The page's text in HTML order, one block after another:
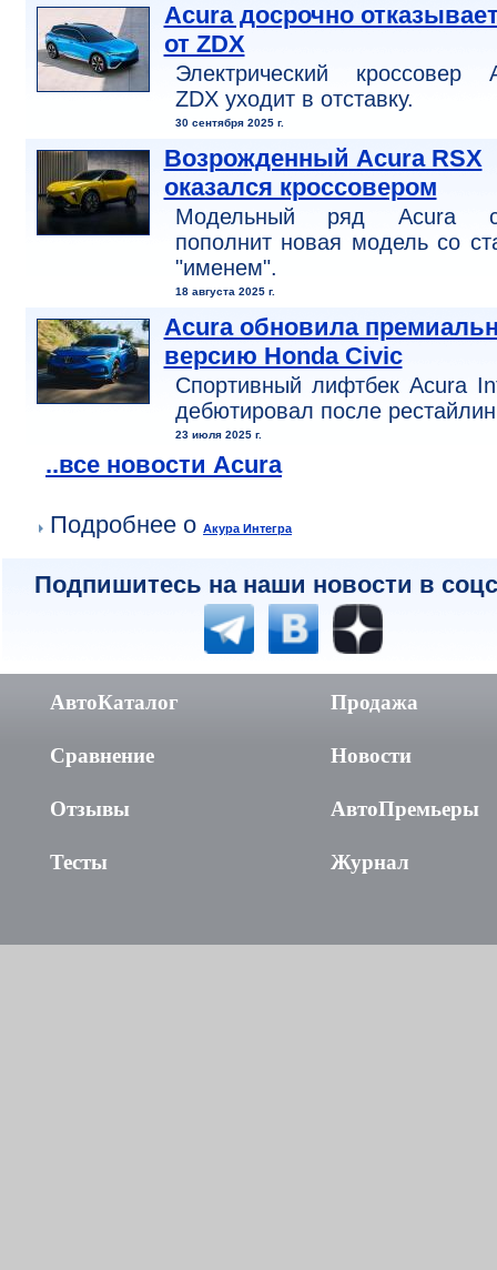
Acura досрочно
от ZDX
Электрический кроссовер
ZDX уходит в отставку.
30 сентября 2025 г.
Возрожденный Acura RSX
оказался кроссовером
Модельный ряд Acura
пополнит новая модель со
"именем".
18 августа 2025 г.
Acura обновила
версию Honda Civic
Спортивный лифтбек Acura
дебютировал после
23 июля 2025 г.
..все новости Acura
Подробнее о Акура Интегра
Подпишитесь на наши новости в
АвтоКаталог
Сравнение
Отзывы
Тесты
Продажа
Новости
АвтоПремьеры
Журнал